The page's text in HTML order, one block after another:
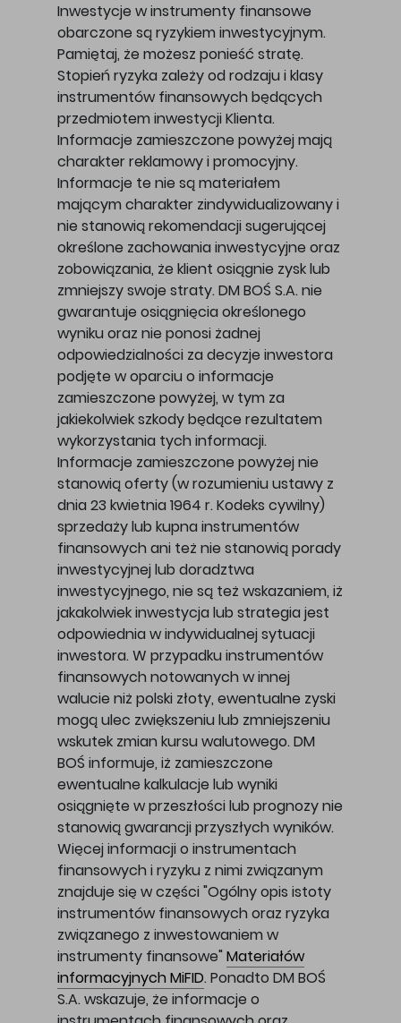
Inwestycje w instrumenty finansowe
obarczone są ryzykiem inwestycyjnym.
Pamiętaj, że możesz ponieść stratę.
Stopień ryzyka zależy od rodzaju i klasy
instrumentów finansowych będących
przedmiotem inwestycji Klienta.
Informacje zamieszczone powyżej mają
charakter reklamowy i promocyjny.
Informacje te nie są materiałem
mającym charakter zindywidualizowany i
nie stanowią rekomendacji sugerującej
określone zachowania inwestycyjne oraz
zobowiązania, że klient osiągnie zysk lub
zmniejszy swoje straty. DM BOŚ S.A. nie
gwarantuje osiągnięcia określonego
wyniku oraz nie ponosi żadnej
odpowiedzialności za decyzje inwestora
podjęte w oparciu o informacje
zamieszczone powyżej, w tym za
jakiekolwiek szkody będące rezultatem
wykorzystania tych informacji.
Informacje zamieszczone powyżej nie
stanowią oferty (w rozumieniu ustawy z
dnia 23 kwietnia 1964 r. Kodeks cywilny)
sprzedaży lub kupna instrumentów
finansowych ani też nie stanowią porady
inwestycyjnej lub doradztwa
inwestycyjnego, nie są też wskazaniem, iż
jakakolwiek inwestycja lub strategia jest
odpowiednia w indywidualnej sytuacji
inwestora. W przypadku instrumentów
finansowych notowanych w innej
walucie niż polski złoty, ewentualne zyski
mogą ulec zwiększeniu lub zmniejszeniu
wskutek zmian kursu walutowego. DM
BOŚ informuje, iż zamieszczone
ewentualne kalkulacje lub wyniki
osiągnięte w przeszłości lub prognozy nie
stanowią gwarancji przyszłych wyników.
Więcej informacji o instrumentach
finansowych i ryzyku z nimi związanym
znajduje się w części "Ogólny opis istoty
instrumentów finansowych oraz ryzyka
związanego z inwestowaniem w
instrumenty finansowe" Materiałów
informacyjnych MiFID. Ponadto DM BOŚ
S.A. wskazuje, że informacje o